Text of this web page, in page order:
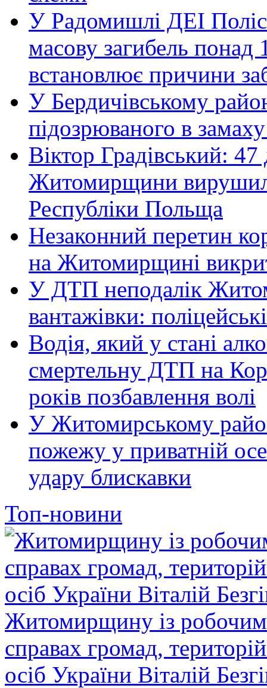
У Радомишлі ДЕІ
масову загибель понад
встановлює причини
У Бердичівському
підозрюваного в
Віктор Градівський: 47
Житомирщини
Республіки Польща
Незаконний перетин
на Житомирщині
У ДТП неподалік
вантажівки:
Водія, який у стані
смертельну ДТП на
років позбавлення волі
У Житомирському
пожежу у приватній
удару блискавки
Топ-новини
Житомирщину із робочим
справах громад,
осіб України Віталій